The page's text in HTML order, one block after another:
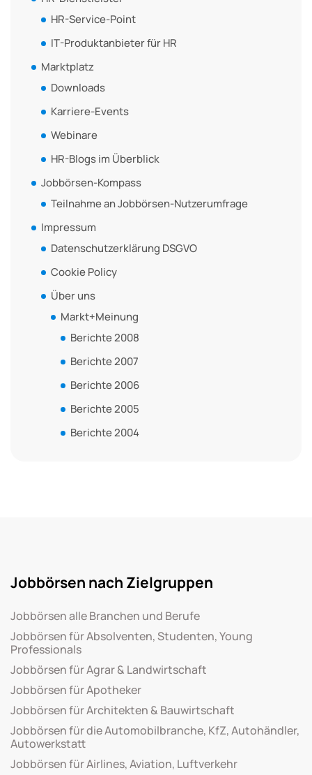
HR-Service-Point
IT-Produktanbieter für HR
Marktplatz
Downloads
Karriere-Events
Webinare
HR-Blogs im Überblick
Jobbörsen-Kompass
Teilnahme an Jobbörsen-Nutzerumfrage
Impressum
Datenschutzerklärung DSGVO
Cookie Policy
Über uns
Markt+Meinung
Berichte 2008
Berichte 2007
Berichte 2006
Berichte 2005
Berichte 2004
Jobbörsen nach Zielgruppen
Jobbörsen alle Branchen und Berufe
Jobbörsen für Absolventen, Studenten, Young
Professionals
Jobbörsen für Agrar & Landwirtschaft
Jobbörsen für Apotheker
Jobbörsen für Architekten & Bauwirtschaft
Jobbörsen für die Automobilbranche, KfZ, Autohändler,
Autowerkstatt
Jobbörsen für Airlines, Aviation, Luftverkehr